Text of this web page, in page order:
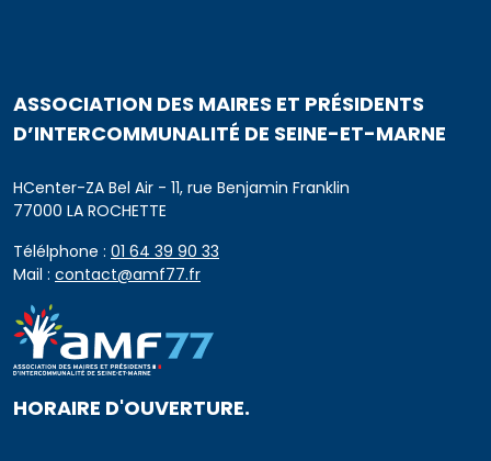
ASSOCIATION DES MAIRES ET PRÉSIDENTS
D’INTERCOMMUNALITÉ DE SEINE-ET-MARNE
HCenter-ZA Bel Air - 11, rue Benjamin Franklin
77000 LA ROCHETTE
Télélphone : 01 64 39 90 33
Mail : contact@amf77.fr
HORAIRE D'OUVERTURE.